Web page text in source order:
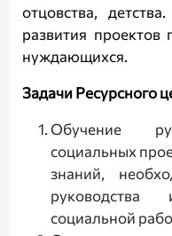
отцовства,
развития
нуждающихся.
Задачи Ресурсного
Обучение
социальных
знаний,
социальной